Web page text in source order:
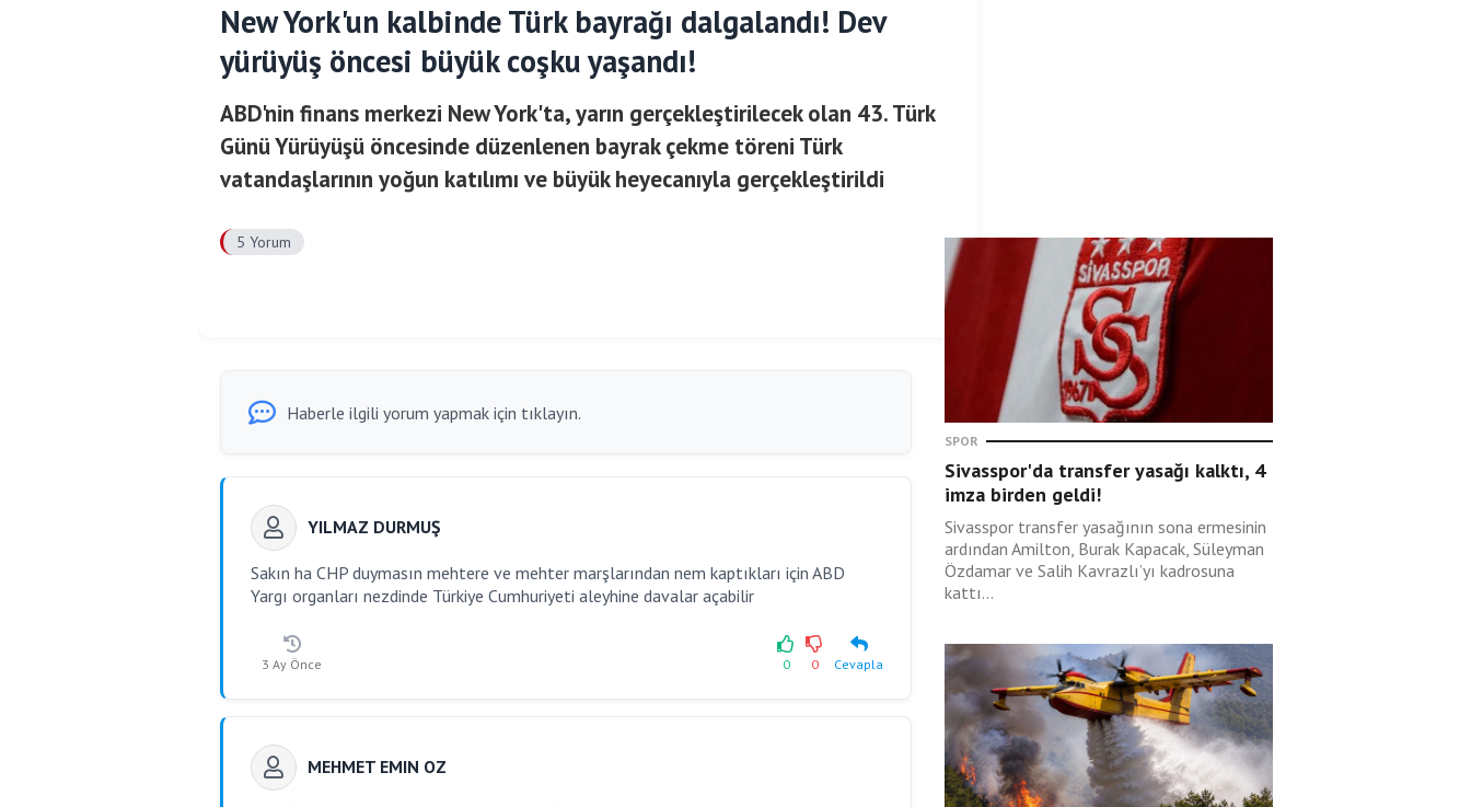
New York'un kalbinde Türk bayrağı dalgalandı! Dev
yürüyüş öncesi büyük coşku yaşandı!
ABD'nin finans merkezi New York'ta, yarın gerçekleştirilecek olan 43. Türk
Günü Yürüyüşü öncesinde düzenlenen bayrak çekme töreni Türk
vatandaşlarının yoğun katılımı ve büyük heyecanıyla gerçekleştirildi
5 Yorum
Haberle ilgili yorum yapmak için tıklayın.
YILMAZ DURMUŞ
Sakın ha CHP duymasın mehtere ve mehter marşlarından nem kaptıkları için ABD
Yargı organları nezdinde Türkiye Cumhuriyeti aleyhine davalar açabilir
3 Ay Önce 0 0 Cevapla
MEHMET EMIN OZ
SPOR
Sivasspor'da transfer yasağı kalktı, 4
imza birden geldi!
Sivasspor transfer yasağının sona ermesinin
ardından Amilton, Burak Kapacak, Süleyman
Özdamar ve Salih Kavrazlı’yı kadrosuna
kattı...